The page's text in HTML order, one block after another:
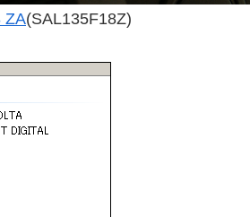
ZA(SAL135F18Z)